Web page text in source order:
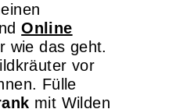
Online
wie das geht.
vor
Fülle
mit Wilden